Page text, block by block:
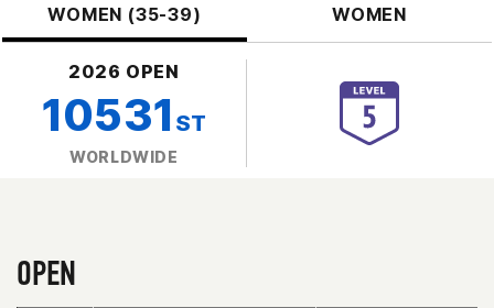
WOMEN (35-39) WOMEN
2026 OPEN
10531 ST
WORLDWIDE
OPEN